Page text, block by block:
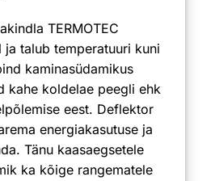
TERMOTEC
talub temperatuuri kuni
kaminasüdamikus
kahe koldelae peegli ehk
eest. Deflektor
energiakasutuse ja
Tänu kaasaegsetele
ka kõige rangematele